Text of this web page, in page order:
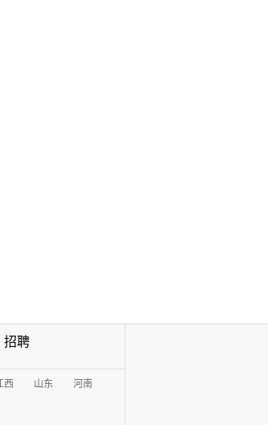
招聘
西 山东 河南